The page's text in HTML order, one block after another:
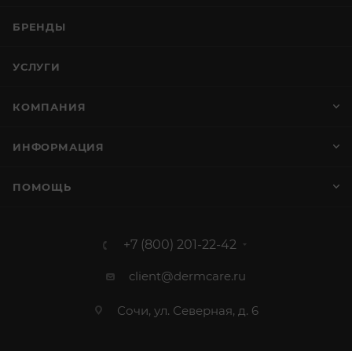
БРЕНДЫ
УСЛУГИ
КОМПАНИЯ
ИНФОРМАЦИЯ
ПОМОЩЬ
+7 (800) 201-22-42
client@dermcare.ru
Сочи, ул. Северная, д. 6